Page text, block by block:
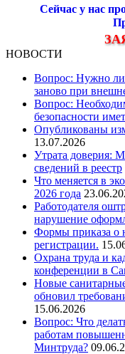
Сейчас у нас
НОВОСТИ
Вопрос: Нужно
заново при
Вопрос:
безопасности
Опубликованы
13.07.2026
Утрата доверия:
сведений в реестр
Что меняется в
2026 года
Работодателя
нарушение
Формы приказа о
регистрации.
Охрана труда и
конференции в
Новые
обновил
15.06.2026
Вопрос: Что
работам
Минтруда?